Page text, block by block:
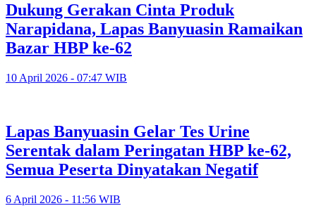
Dukung Gerakan Cinta Produk
Narapidana, Lapas Banyuasin Ramaikan
Bazar HBP ke-62
10 April 2026 - 07:47 WIB
Lapas Banyuasin Gelar Tes Urine
Serentak dalam Peringatan HBP ke-62,
Semua Peserta Dinyatakan Negatif
6 April 2026 - 11:56 WIB